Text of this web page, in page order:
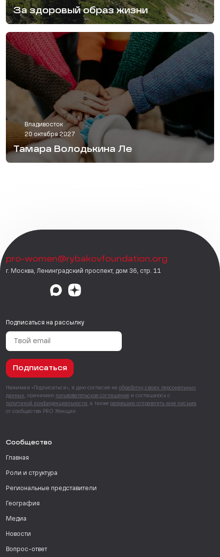
За здоровый образ жизни
Владивосток
20 октября 2027
Тамара Володькина Ле
pro-women@rybakovfoundation.org
г. Москва, Ленинградский проспект, дом 36, стр. 11
Подписаться на рассылку
Подписаться
Нажимая «Подписаться», я даю согласие на обработку своих персональных
данных , принимаю пользовательское соглашение и соглашаюсь с
политикой конфиденциальности , а также разрешаю отправлять мне письма
от сообщества PRO Женщин.
Сообщество
Главная
Роли и структура
Региональные представители
География
Медиа
Новости
Вопрос-ответ